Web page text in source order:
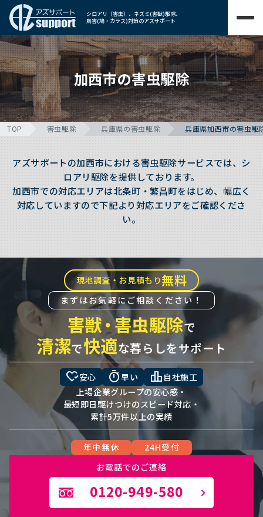
シロアリ（害虫）、ネズミ(害獣)駆除、
鳥害(鳩・カラス)対策のアズサポート
加西市の害虫駆除
TOP 害虫駆除 兵庫県の害虫駆除 兵庫県加西市の害虫駆
アズサポートの加西市における害虫駆除サービスでは、シ
ロアリ駆除を提供しております。
加西市での対応エリアは北条町・繁昌町をはじめ、幅広く
対応していますので下記より対応エリアをご確認くださ
い。
現地調査・お見積もり無料
まずはお気軽にご相談ください！
害獣・害虫駆除で
清潔で快適な暮らしをサポート
heart_check安心 timer早い leaderboard 自社施工
上場企業グループの安心感・
最短即日駆けつけのスピード対応・
累計5万件以上の実績
年中無休
24H受付
お電話でのご連絡
0120-949-580